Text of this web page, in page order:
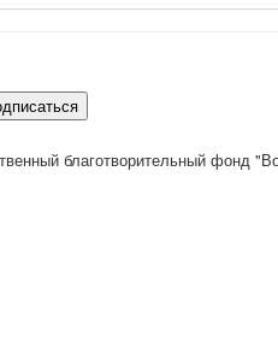
благотворительный фонд